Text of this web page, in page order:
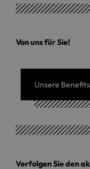
Von uns für Sie!
Unsere Benefits
Verfolgen Sie den